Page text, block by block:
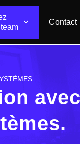
Contact
avec